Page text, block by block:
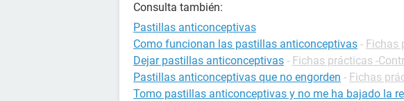
Consulta también:
Pastillas anticonceptivas
Como funcionan las pastillas anticonceptivas - Fichas
Dejar pastillas anticonceptivas - Fichas prácticas -
Pastillas anticonceptivas que no engorden - Fichas
Tomo pastillas anticonceptivas y no me ha bajado la